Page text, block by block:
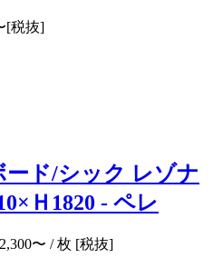
[税抜]
ド/シック レゾナ
Ｈ1820 - ペレ
〜 / 枚 [税抜]